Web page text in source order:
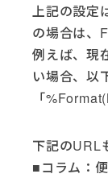
上記の設定
の場合は、
例えば、現
い場合、以
「
下記のURL
■コラム：